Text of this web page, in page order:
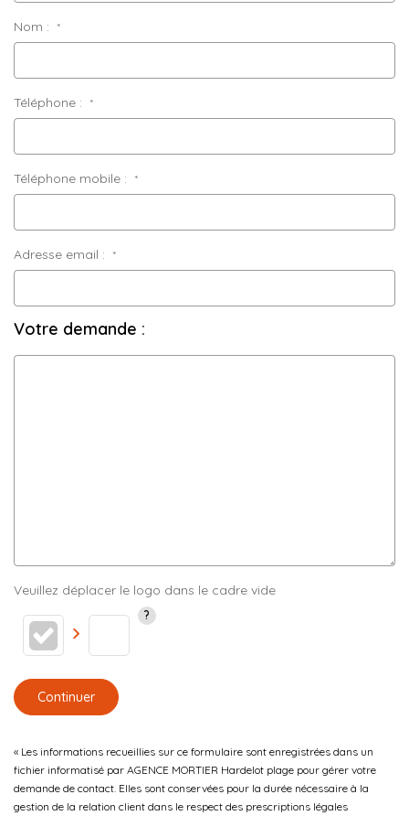
Nom : *
Téléphone : *
Téléphone mobile : *
Adresse email : *
Votre demande :
Veuillez déplacer le logo dans le cadre vide
Continuer
« Les informations recueillies sur ce formulaire sont enregistrées dans un
fichier informatisé par AGENCE MORTIER Hardelot plage pour gérer votre
demande de contact. Elles sont conservées pour la durée nécessaire à la
gestion de la relation client dans le respect des prescriptions légales